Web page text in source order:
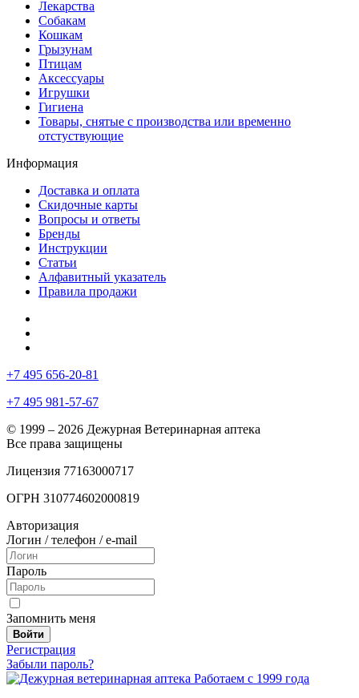
Лекарства
Собакам
Кошкам
Грызунам
Птицам
Аксессуары
Игрушки
Гигиена
Товары, снятые с производства или временно
отстуствующие
Информация
Доставка и оплата
Скидочные карты
Вопросы и ответы
Бренды
Инструкции
Статьи
Алфавитный указатель
Правила продажи
+7 495 656-20-81
+7 495 981-57-67
© 1999 – 2026 Дежурная Ветеринарная аптека
Все права защищены
Лицензия 77163000717
ОГРН 310774602000819
Авторизация
Логин / телефон / e-mail
Пароль
Запомнить меня
Войти
Регистрация
Забыли пароль?
Работаем с 1999 года